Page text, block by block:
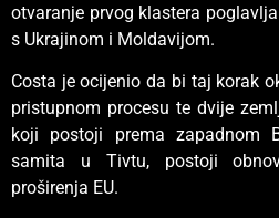
otvaranje prvog klastera
s Ukrajinom i Moldavijom.
Costa je ocijenio da bi taj korak
pristupnom procesu te dvije
koji postoji prema zapadnom
samita u Tivtu, postoji
proširenja EU.